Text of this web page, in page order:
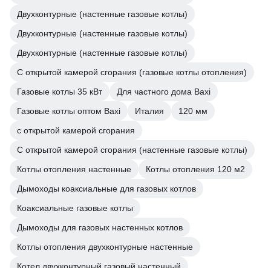
Двухконтурные (настенные газовые котлы)
Двухконтурные (настенные газовые котлы)
Двухконтурные (настенные газовые котлы)
С открытой камерой сгорания (газовые котлы отопления)
Газовые котлы 35 кВт
Для частного дома Baxi
Газовые котлы оптом Baxi
Италия
120 мм
с открытой камерой сгорания
С открытой камерой сгорания (настенные газовые котлы)
Котлы отопления настенные
Котлы отопления 120 м2
Дымоходы коаксиальные для газовых котлов
Коаксиальные газовые котлы
Дымоходы для газовых настенных котлов
Котлы отопления двухконтурные настенные